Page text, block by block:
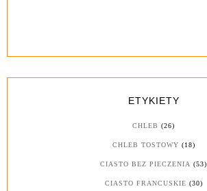
ETYKIETY
CHLEB (26)
CHLEB TOSTOWY (18)
CIASTO BEZ PIECZENIA (53)
CIASTO FRANCUSKIE (30)